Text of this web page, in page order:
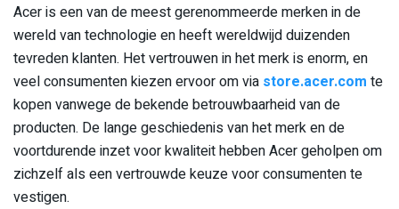
Acer is een van de meest gerenommeerde merken in de
wereld van technologie en heeft wereldwijd duizenden
tevreden klanten. Het vertrouwen in het merk is enorm, en
veel consumenten kiezen ervoor om via store.acer.com te
kopen vanwege de bekende betrouwbaarheid van de
producten. De lange geschiedenis van het merk en de
voortdurende inzet voor kwaliteit hebben Acer geholpen om
zichzelf als een vertrouwde keuze voor consumenten te
vestigen.